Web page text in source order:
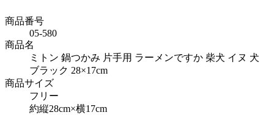
商品番号
05-580
商品名
ミトン 鍋つかみ 片手用 ラーメンですか 柴犬 イヌ 犬
ブラック 28×17cm
商品サイズ
フリー
約縦28cm×横17cm